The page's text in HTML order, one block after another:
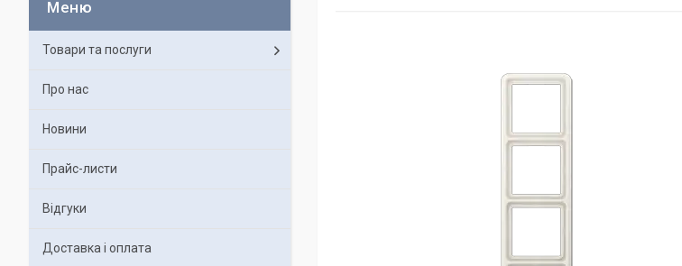
Товари та послуги
Про нас
Новини
Прайс-листи
Відгуки
Доставка і оплата